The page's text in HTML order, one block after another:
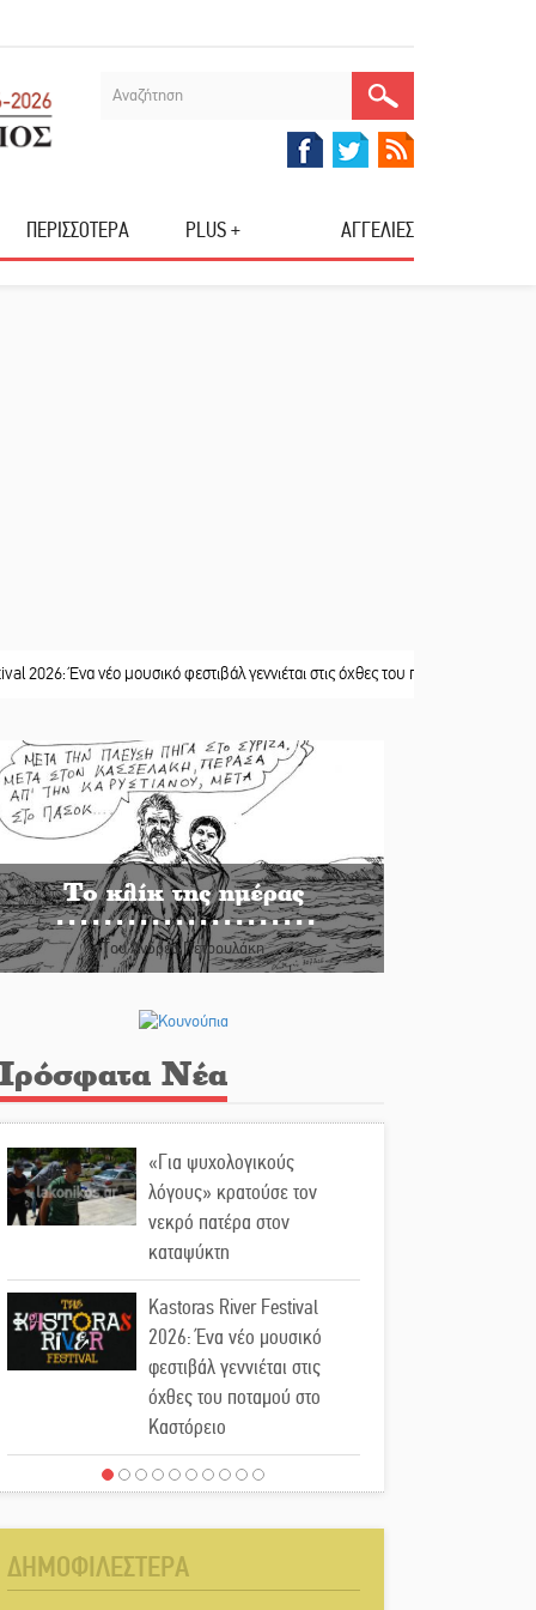
ΠΕΡΙΣΣΟΤΕΡΑ PLUS + ΑΓΓΕΛΙΕΣ
νέο μουσικό φεστιβάλ γεννιέται στις όχθες του ποταμού στο Καστόρειο
Το κλίκ της ημέρας
Του Ανδρέα Πετρουλάκη
Νέα
«Για ψυχολογικούς
λόγους» κρατούσε τον
νεκρό πατέρα στον
καταψύκτη
Kastoras River Festival
2026: Ένα νέο μουσικό
φεστιβάλ γεννιέται στις
όχθες του ποταμού στο
Καστόρειο
Τα ζάρια παίρνουν «φωτιά»
Αυθεντικό γλέντι με «Γιορτή
ΔΗΜΟΦΙΛΕΣΤΕΡΑ